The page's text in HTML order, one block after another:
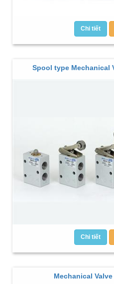
Chi tiết
Spool type Mechanical
Chi tiết
Mechanical Valve